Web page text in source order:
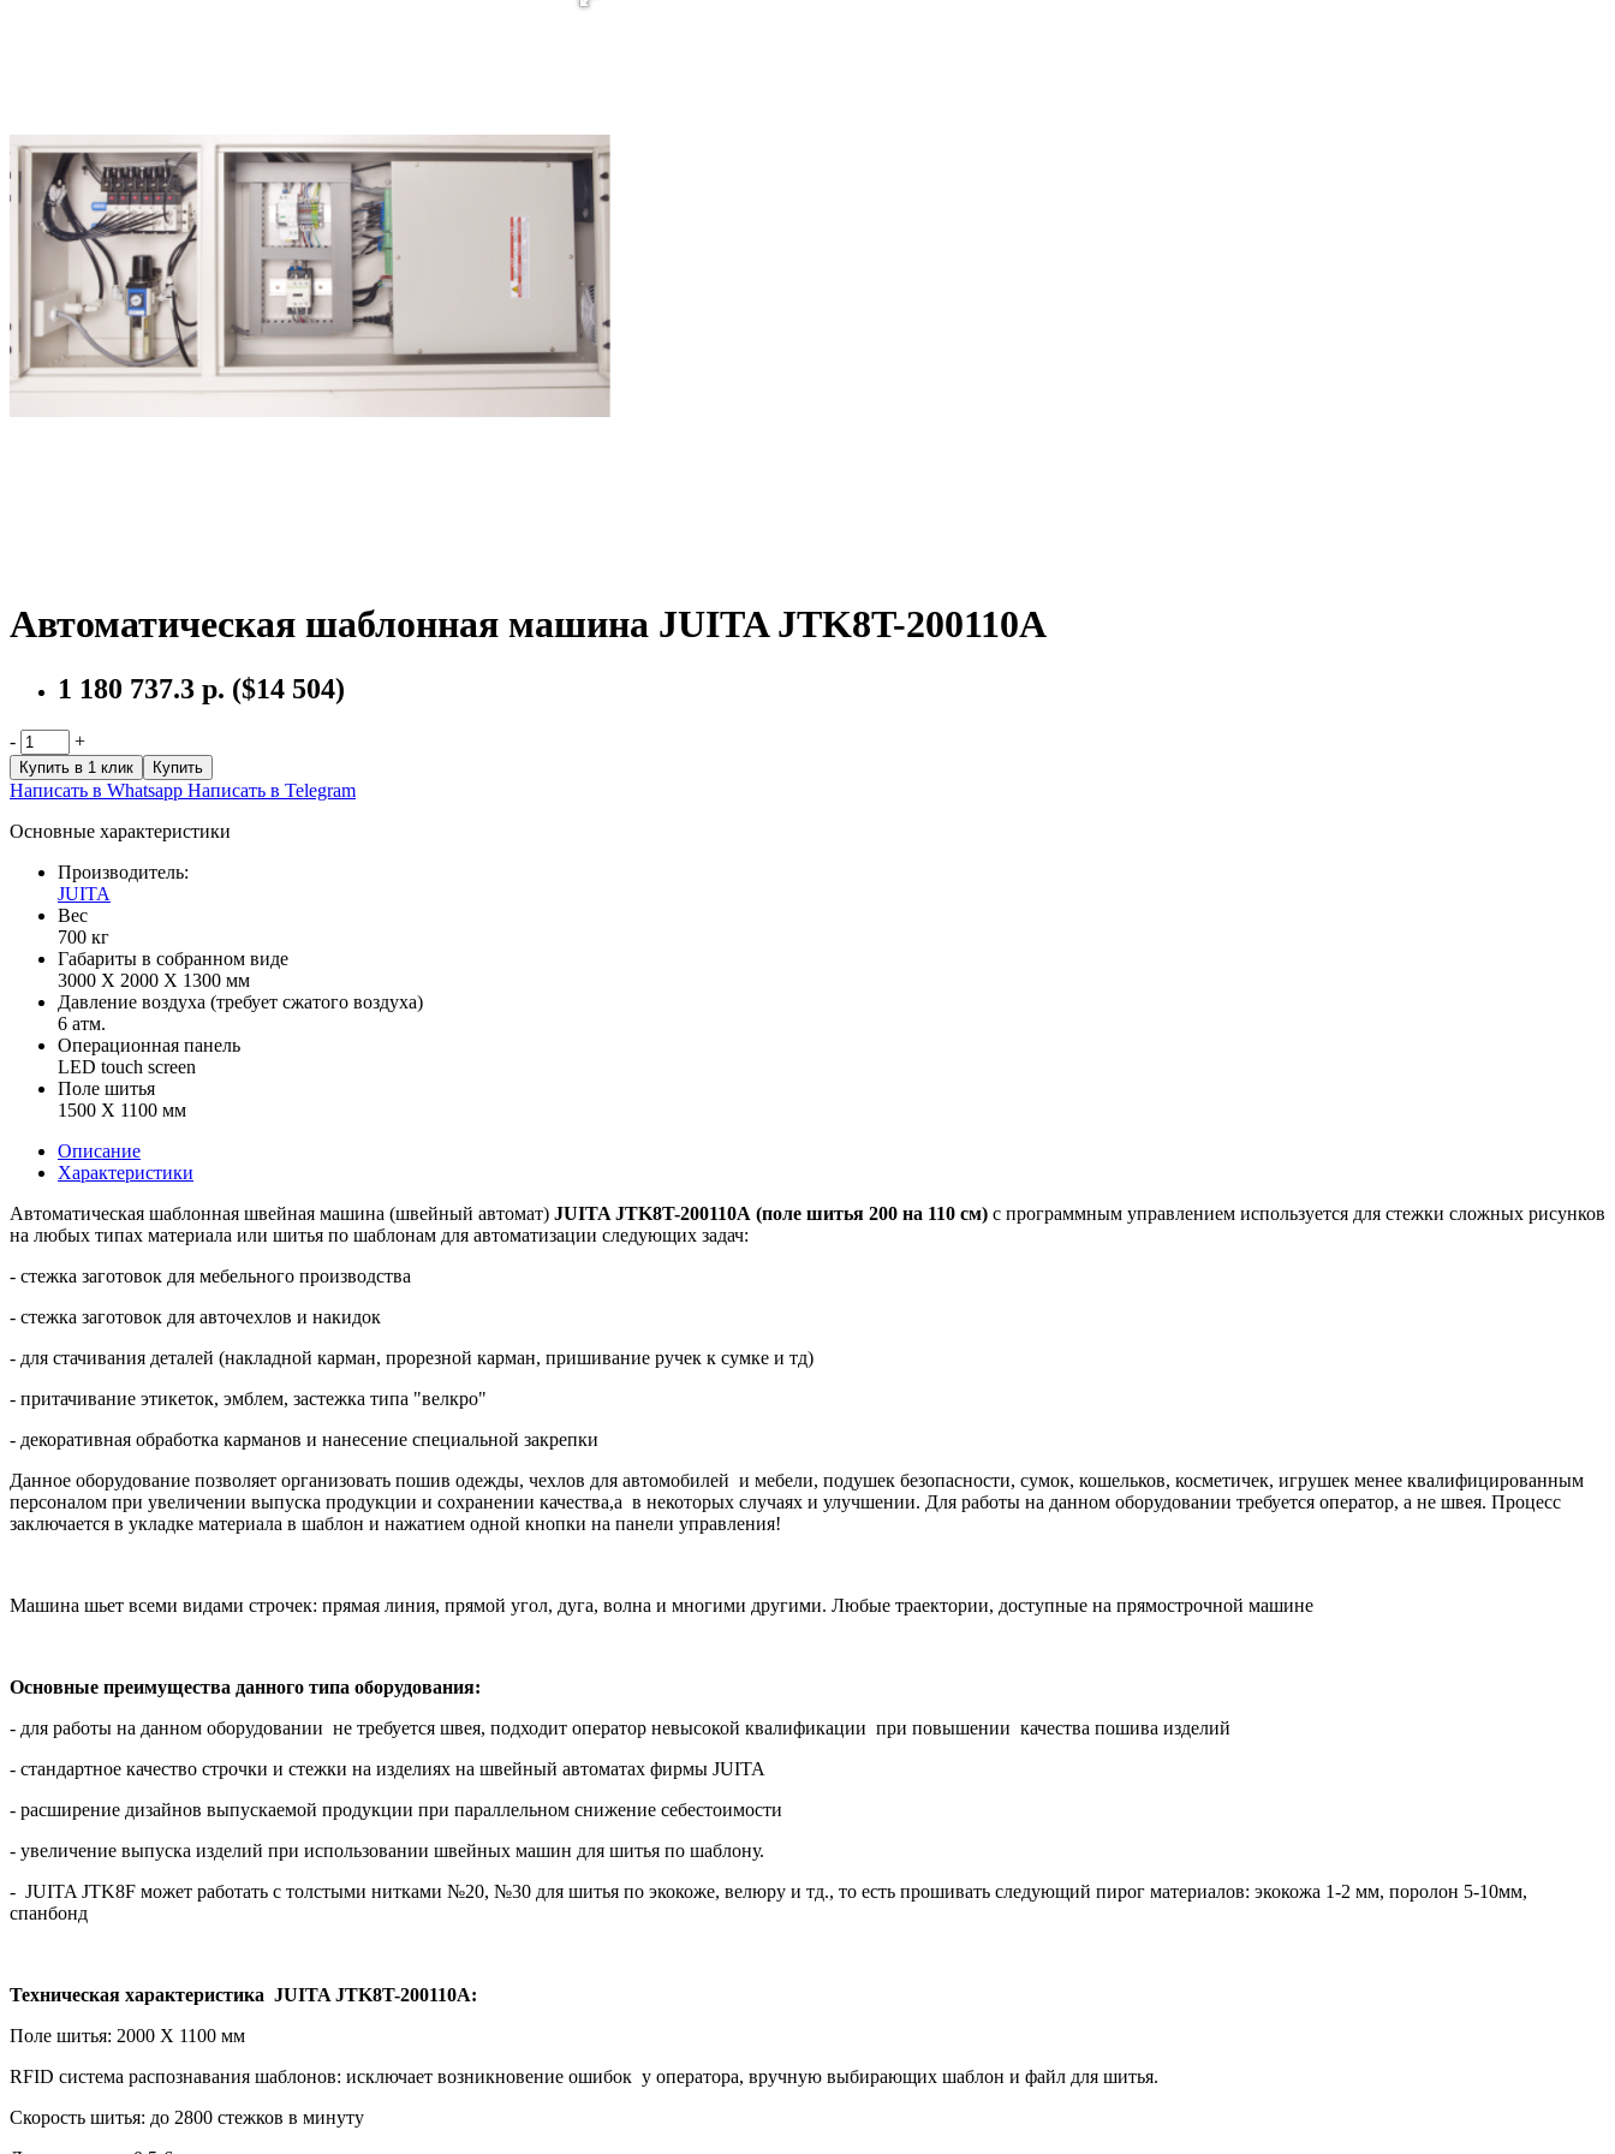
Автоматическая шаблонная машина JUITA JTK8T-200110A
1 180 737.3 р. ($14 504)
- +
Купить в 1 клик Купить
Написать в Whatsapp Написать в Telegram
Основные характеристики
Производитель:
JUITA
Вес
700 кг
Габариты в собранном виде
3000 Х 2000 Х 1300 мм
Давление воздуха (требует сжатого воздуха)
6 атм.
Операционная панель
LED touch screen
Поле шитья
1500 X 1100 мм
Описание
Характеристики
Автоматическая шаблонная швейная машина (швейный автомат) JUITA JTK8T-200110A (поле шитья 200 на 110 см) с программным управлением используется для стежки сложных рисунков
на любых типах материала или шитья по шаблонам для автоматизации следующих задач:
- стежка заготовок для мебельного производства
- стежка заготовок для авточехлов и накидок
- для стачивания деталей (накладной карман, прорезной карман, пришивание ручек к сумке и тд)
- притачивание этикеток, эмблем, застежка типа "велкро"
- декоративная обработка карманов и нанесение специальной закрепки
Данное оборудование позволяет организовать пошив одежды, чехлов для автомобилей и мебели, подушек безопасности, сумок, кошельков, косметичек, игрушек менее квалифицированным
персоналом при увеличении выпуска продукции и сохранении качества,а в некоторых случаях и улучшении. Для работы на данном оборудовании требуется оператор, а не швея. Процесс
заключается в укладке материала в шаблон и нажатием одной кнопки на панели управления!
Машина шьет всеми видами строчек: прямая линия, прямой угол, дуга, волна и многими другими. Любые траектории, доступные на прямострочной машине
Основные преимущества данного типа оборудования:
- для работы на данном оборудовании не требуется швея, подходит оператор невысокой квалификации при повышении качества пошива изделий
- стандартное качество строчки и стежки на изделиях на швейный автоматах фирмы JUITA
- расширение дизайнов выпускаемой продукции при параллельном снижение себестоимости
- увеличение выпуска изделий при использовании швейных машин для шитья по шаблону.
- JUITA JTK8F может работать с толстыми нитками №20, №30 для шитья по экокоже, велюру и тд., то есть прошивать следующий пирог материалов: экокожа 1-2 мм, поролон 5-10мм,
спанбонд
Техническая характеристика JUITA JTK8T-200110A:
Поле шитья: 2000 X 1100 мм
RFID система распознавания шаблонов: исключает возникновение ошибок у оператора, вручную выбирающих шаблон и файл для шитья.
Скорость шитья: до 2800 стежков в минуту